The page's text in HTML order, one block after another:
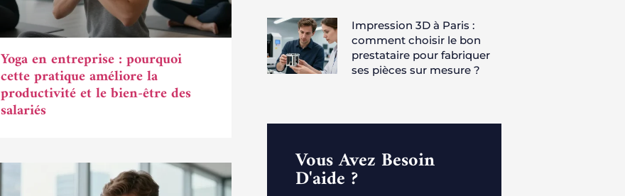
Yoga en entreprise : pourquoi
cette pratique améliore la
productivité et le bien-être des
salariés
Impression 3D à Paris :
comment choisir le bon
prestataire pour fabriquer
ses pièces sur mesure ?
Vous Avez Besoin
D'aide ?